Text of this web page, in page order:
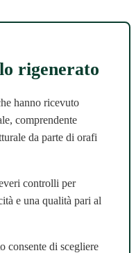
rigenerato
hanno ricevuto
comprendente
da parte di orafi
controlli per
e una qualità pari al
consente di scegliere